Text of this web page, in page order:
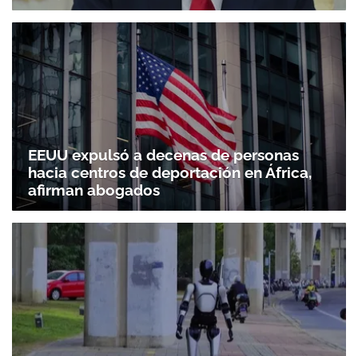
EEUU expulsó a decenas de personas
hacia centros de deportación en África,
afirman abogados